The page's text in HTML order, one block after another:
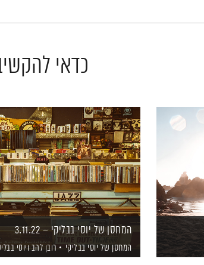
כדאי
המחסן של יוסי בבליקי – 3.11.22
המחסן של יוסי בבליקי רובן להב ויוסי